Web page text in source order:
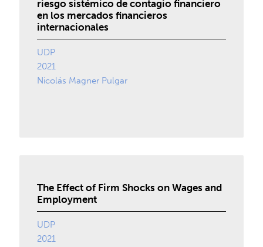
riesgo sistémico de contagio financiero
en los mercados financieros
internacionales
UDP
2021
Nicolás Magner Pulgar
The Effect of Firm Shocks on Wages and
Employment
UDP
2021